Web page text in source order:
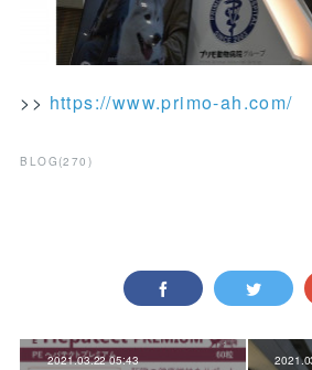
>> https://www.primo-ah.com/
BLOG (270 )
2021.03.22 05:43